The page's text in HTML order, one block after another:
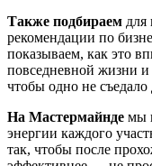
Также подбираем для
рекомендации по
показываем, как это
повседневной жизни
чтобы одно не съедало
На Мастермайнде мы
энергии каждого
так, чтобы после